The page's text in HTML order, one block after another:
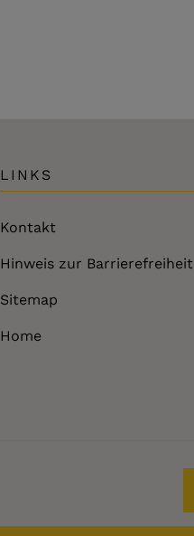
LINKS
Kontakt
Hinweis zur Barrierefreiheit
Sitemap
Home